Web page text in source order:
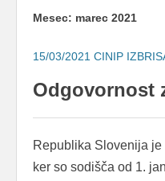
Mesec: marec 2021
15/03/2021 CINIP
Odgovornost
Republika Slovenija
ker so sodišča od 1.